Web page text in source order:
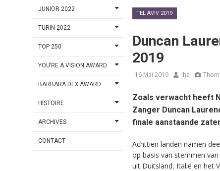
JUNIOR 2022
TURIN 2022
TOP 250
YOU’RE A VISION AWARD
BARBARA DEX AWARD
HISTOIRE
ARCHIVES
CONTACT
TEL AVIV 2019
Duncan
2019
16 Mai 2019 jhe
Zoals verwacht heeft
Zanger Duncan
finale aanstaande
Achttien landen namen
op basis van stemmen van
uit Duitsland, Italië en het